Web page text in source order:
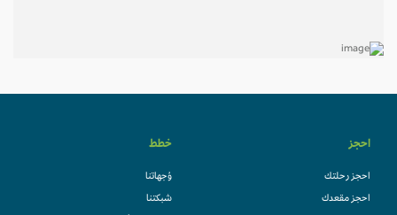
احجز
احجز رحلتك
احجز مقعدك
خطط
وُجهاتنا
شبكتنا